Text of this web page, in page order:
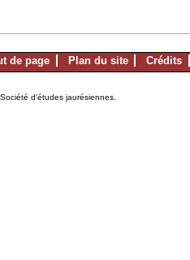
de page Plan du site Crédits
d'études jaurésiennes.